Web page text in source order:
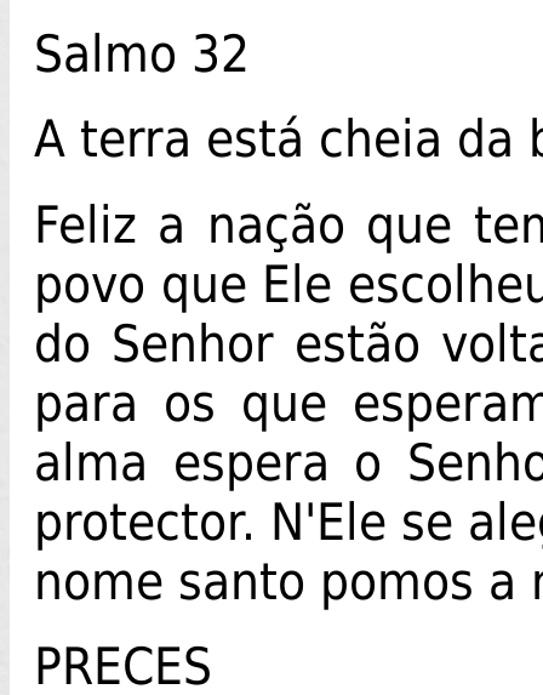
Salmo 32
A terra está cheia da
Feliz a nação que
povo que Ele
do Senhor estão
para os que
alma espera o
protector. N'Ele se
nome santo pomos
PRECES